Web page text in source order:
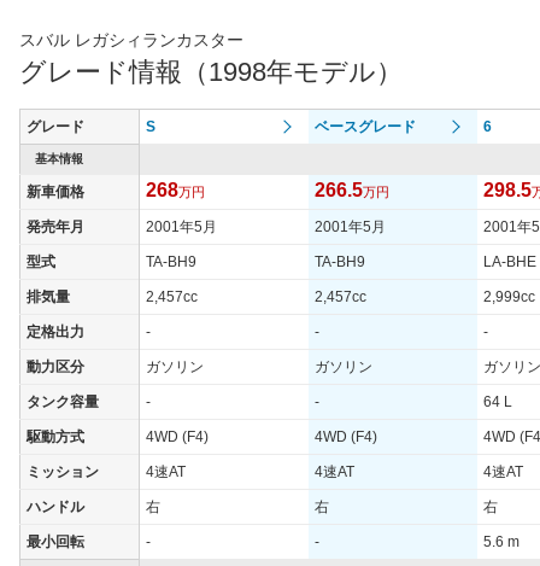
スバル レガシィランカスター
グレード情報（1998年モデル）
グレード S ベースグレード 6
基本情報
新車価格 268万円 266.5万円 298.5
発売年月 2001年5月 2001年5月 2001年
型式 TA-BH9 TA-BH9 LA-BHE
排気量 2,457cc 2,457cc 2,999cc
定格出力 - - -
動力区分 ガソリン ガソリン ガソリン
タンク容量 - - 64 L
駆動方式 4WD (F4) 4WD (F4) 4WD
ミッション 4速AT 4速AT 4速AT
ハンドル 右 右 右
最小回転 - - 5.6 m